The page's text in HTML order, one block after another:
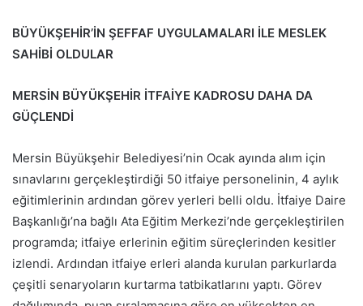
BÜYÜKŞEHİR’İN ŞEFFAF UYGULAMALARI İLE MESLEK
SAHİBİ OLDULAR
MERSİN BÜYÜKŞEHİR İTFAİYE KADROSU DAHA DA
GÜÇLENDİ
Mersin Büyükşehir Belediyesi’nin Ocak ayında alım için
sınavlarını gerçekleştirdiği 50 itfaiye personelinin, 4 aylık
eğitimlerinin ardından görev yerleri belli oldu. İtfaiye Daire
Başkanlığı’na bağlı Ata Eğitim Merkezi’nde gerçekleştirilen
programda; itfaiye erlerinin eğitim süreçlerinden kesitler
izlendi. Ardından itfaiye erleri alanda kurulan parkurlarda
çeşitli senaryoların kurtarma tatbikatlarını yaptı. Görev